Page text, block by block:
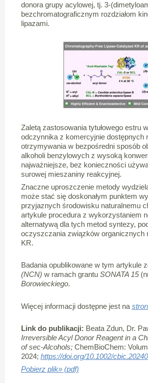
donora grupy acylowej, tj. 3-
bezchromatograficznym rozdziałom
lipazami.
Zaletą zastosowania tytułowego estru
odczynnika z komercyjnie dostępnych
otrzymywania w bezpośredni sposób
alkoholi benzylowych z wysoką
najważniejsze, bez konieczności
surowej mieszaniny reakcyjnej.
Znaczne uproszczenie metody
może stać się doskonałym punktem
przyjaznych środowisku naturalnemu
artykule procedura z wykorzystaniem
alternatywą dla tych metod syntezy,
oczyszczania związków organicznych
KR.
Badania opublikowane w tym artykule
(NCN) w ramach grantu SONATA 15
Borowieckiego.
Więcej informacji dostępne jest na
Link do publikacji: Beata Zdun, Dr.
Irreversible Acyl Donor Reagent in a
of sec-Alcohols; ChemBioChem:
2024; https://doi.org/10.1002/
Pobierz plik» (pdf)